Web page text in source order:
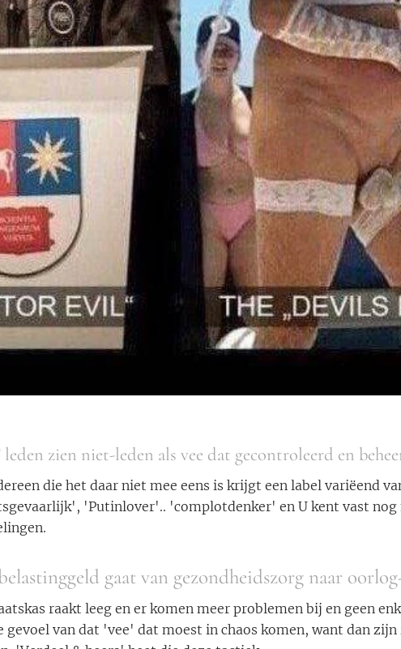
leden zien niet-leden als vee dat gecontroleerd en
die het daar niet mee eens is krijgt een label variëend
'Putinlover'.. 'complotdenker' en U kent vast nog
gaat van gezondheidszorg naar
raakt leeg en er komen meer problemen bij en geen
gevoel van dat 'vee' dat moest in chaos komen, want dan zijn